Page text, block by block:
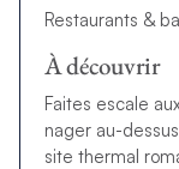
Restaurants &
À découvrir
Faites escale
nager au-
site thermal